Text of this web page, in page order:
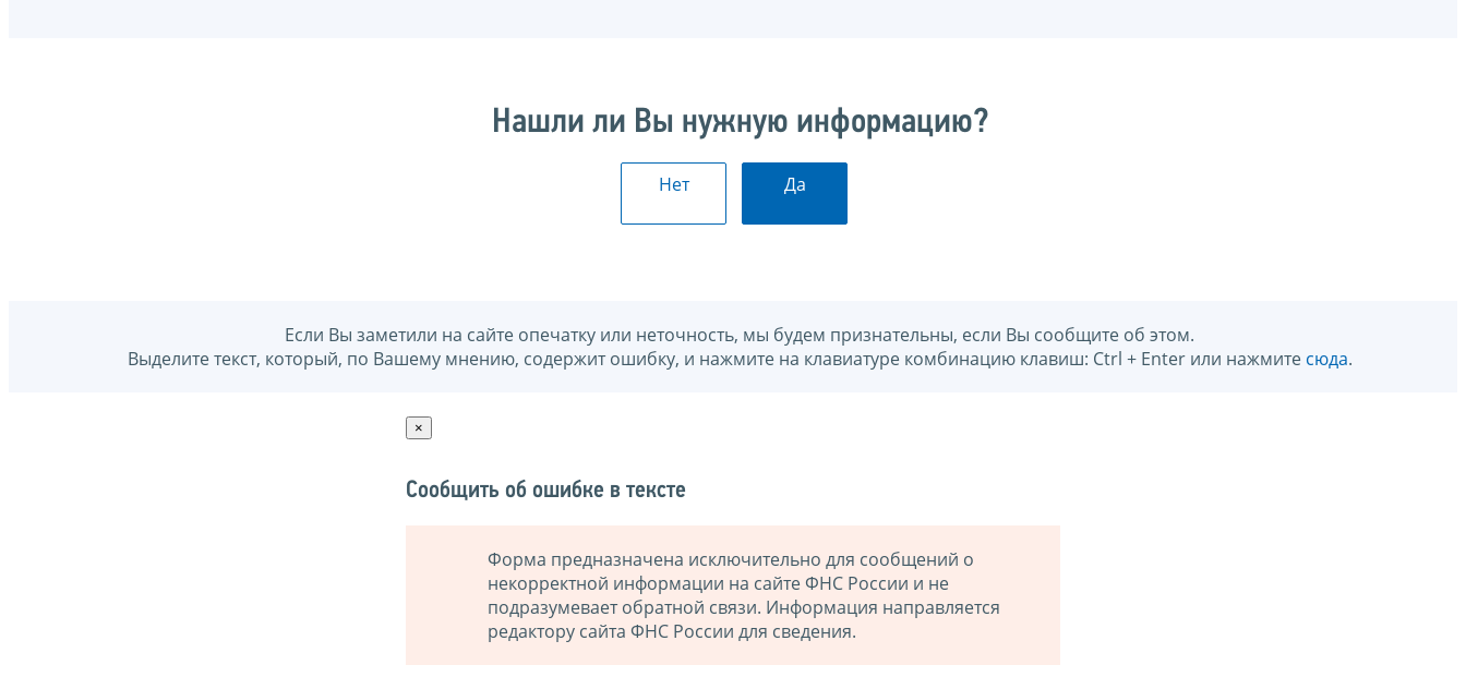
Нашли ли Вы нужную информацию?
Нет Да
Если Вы заметили на сайте опечатку или неточность, мы будем признательны, если Вы сообщите об этом.
Выделите текст, который, по Вашему мнению, содержит ошибку, и нажмите на клавиатуре комбинацию клавиш: Ctrl + Enter или нажмите сюда.
×
Сообщить об ошибке в тексте
Форма предназначена исключительно для сообщений о
некорректной информации на сайте ФНС России и не
подразумевает обратной связи. Информация направляется
редактору сайта ФНС России для сведения.